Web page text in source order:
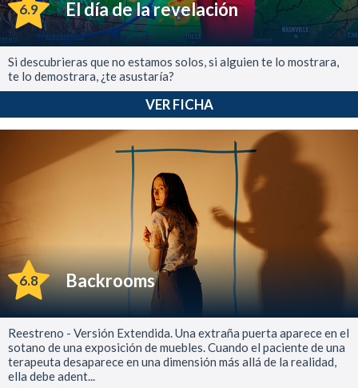
6.9 El día de la revelación
Si descubrieras que no estamos solos, si alguien te lo mostrara,
te lo demostrara, ¿te asustaría?
VER FICHA
6.8 Backrooms
Reestreno - Versión Extendida. Una extraña puerta aparece en el
sotano de una exposición de muebles. Cuando el paciente de una
terapeuta desaparece en una dimensión más allá de la realidad,
ella debe adent...